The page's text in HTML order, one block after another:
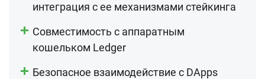
интеграция с ее механизмами стейкинга
Совместимость с аппаратным
кошельком Ledger
Безопасное взаимодействие с DApps